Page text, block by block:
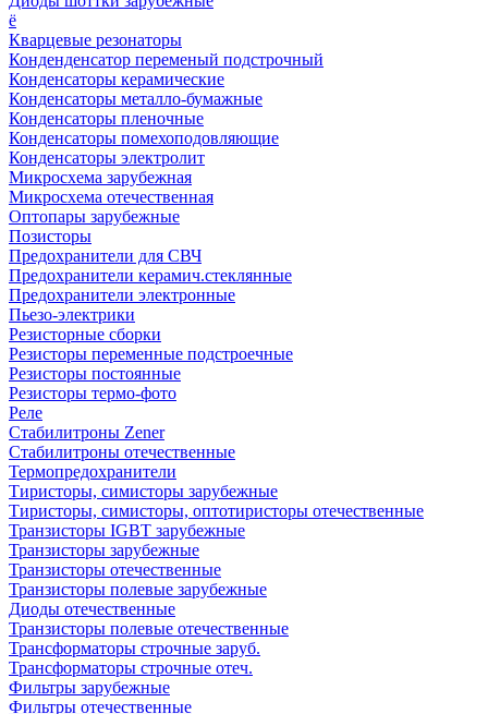
ё
Кварцевые резонаторы
Конденденсатор переменый подстрочный
Конденсаторы керамические
Конденсаторы металло-бумажные
Конденсаторы пленочные
Конденсаторы помехоподовляющие
Конденсаторы электролит
Микросхема зарубежная
Микросхема отечественная
Оптопары зарубежные
Позисторы
Предохранители для СВЧ
Предохранители керамич.стеклянные
Предохранители электронные
Пьезо-электрики
Резисторные сборки
Резисторы переменные подстроечные
Резисторы постоянные
Резисторы термо-фото
Реле
Стабилитроны Zener
Стабилитроны отечественные
Термопредохранители
Тиристоры, симисторы зарубежные
Тиристоры, симисторы, оптотиристоры отечественные
Транзисторы IGBT зарубежные
Транзисторы зарубежные
Транзисторы отечественные
Транзисторы полевые зарубежные
Диоды отечественные
Транзисторы полевые отечественные
Трансформаторы строчные заруб.
Трансформаторы строчные отеч.
Фильтры зарубежные
Фильтры отечественные